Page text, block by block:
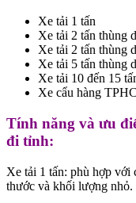
Xe tải 1 tấn
Xe tải 2 tấn thùng
Xe tải 2 tấn thùng
Xe tải 5 tấn thùng
Xe tải 10 đến 15
Xe cẩu hàng
Tính năng và ưu
đi tỉnh:
Xe tải 1 tấn: phù hợp với
thước và khối lượng nhỏ.